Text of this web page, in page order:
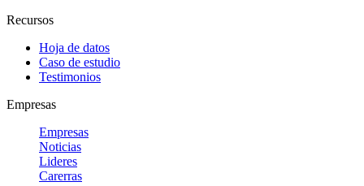
Recursos
Hoja de datos
Caso de estudio
Testimonios
Empresas
Empresas
Noticias
Lideres
Carerras